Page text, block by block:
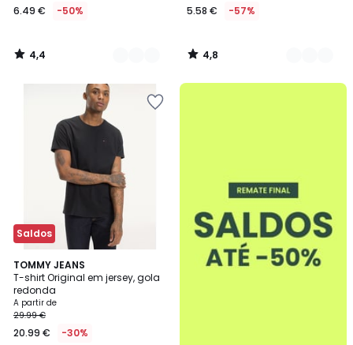
6.49 € -50%
4,4
/
5.58 € -57%
4,8
/
Saldos
TOMMY JEANS
T-shirt Original em jersey, gola
redonda
A partir de
29.99 €
20.99 € -30%
4,6
/ 5
3
Cores
até